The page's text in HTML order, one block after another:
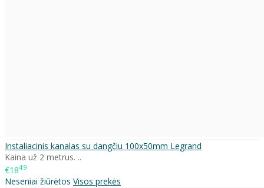
Instaliacinis kanalas su dangčiu 100x50mm Legrand
Kaina už 2 metrus. ..
€1849
Neseniai žiūrėtos Visos prekės